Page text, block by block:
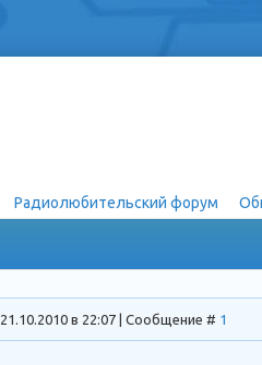
Радиолюбительский форум
в 22:07 | Сообщение # 1